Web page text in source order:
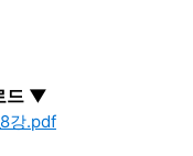
드 ▼
강.pdf